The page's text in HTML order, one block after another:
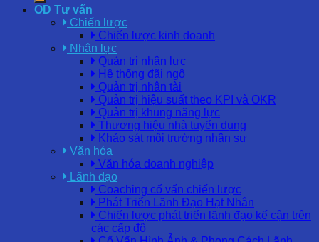
OD Tư vấn
Chiến lược
Chiến lược kinh doanh
Nhân lực
Quản trị nhân lực
Hệ thống đãi ngộ
Quản trị nhân tài
Quản trị hiệu suất theo KPI và OKR
Quản trị khung năng lực
Thương hiệu nhà tuyển dụng
Khảo sát môi trường nhân sự
Văn hóa
Văn hóa doanh nghiệp
Lãnh đạo
Coaching cố vấn chiến lược
Phát Triển Lãnh Đạo Hạt Nhân
Chiến lược phát triển lãnh đạo kế cận trên
các cấp độ